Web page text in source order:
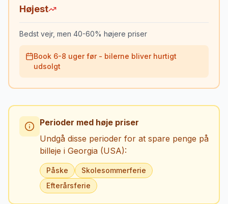
Højest
Bedst vejr, men 40-60% højere priser
Book 6-8 uger før - bilerne bliver hurtigt
udsolgt
Perioder med høje priser
Undgå disse perioder for at spare penge på
billeje i Georgia (USA):
Påske
Skolesommerferie
Efterårsferie